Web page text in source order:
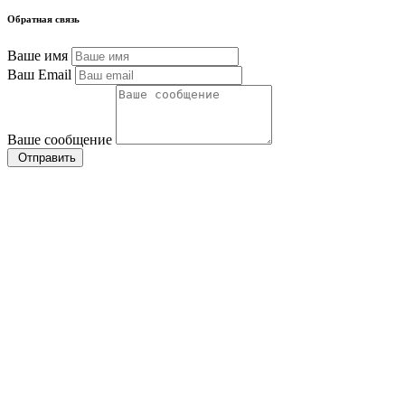
Обратная связь
Ваше имя
Ваш Email
Ваше сообщение
Отправить